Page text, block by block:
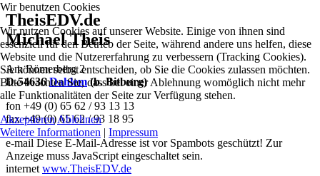
TheisEDV.de
Michael Theis
Am Römerberg 2
D-54636Dahlem(b. Bitburg)
fon +49 (0) 65 62 / 93 13 13
fax +49 (0) 65 62 / 93 18 95
e-mail Diese E-Mail-Adresse ist vor Spambots geschützt! Zur
Anzeige muss JavaScript eingeschaltet sein.
internetwww.TheisEDV.de
Wir benutzen Cookies
Wir nutzen Cookies auf unserer Website. Einige von ihnen sind
essenziell für den Betrieb der Seite, während andere uns helfen, diese
Website und die Nutzererfahrung zu verbessern (Tracking Cookies).
Sie können selbst entscheiden, ob Sie die Cookies zulassen möchten.
Bitte beachten Sie, dass bei einer Ablehnung womöglich nicht mehr
alle Funktionalitäten der Seite zur Verfügung stehen.
Akzeptieren Ablehnen
Weitere Informationen | Impressum